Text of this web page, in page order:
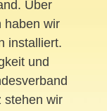
Über
haben wir
installiert.
und
stehen wir